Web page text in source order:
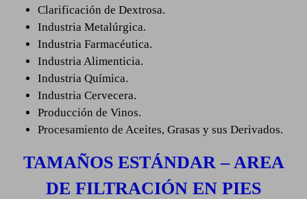
Clarificación de Dextrosa.
Industria Metalúrgica.
Industria Farmacéutica.
Industria Alimenticia.
Industria Química.
Industria Cervecera.
Producción de Vinos.
Procesamiento de Aceites, Grasas y sus Derivados.
TAMAÑOS ESTÁNDAR – AREA
DE FILTRACIÓN EN PIES